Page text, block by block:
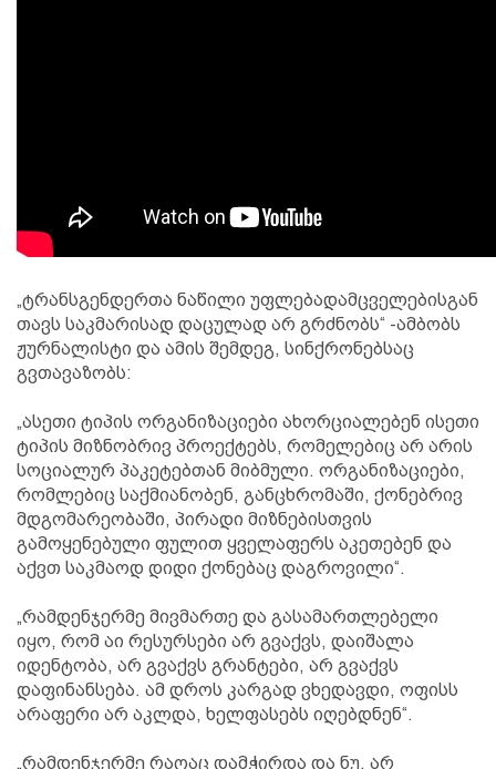
„ტრანსგენდერთა ნაწილი უფლებადამცველებისგან
თავს საკმარისად დაცულად არ გრძნობს“ -ამბობს
ჟურნალისტი და ამის შემდეგ, სინქრონებსაც
გვთავაზობს:
„ასეთი ტიპის ორგანიზაციები ახორციალებენ ისეთი
ტიპის მიზნობრივ პროექტებს, რომელებიც არ არის
სოციალურ პაკეტებთან მიბმული. ორგანიზაციები,
რომლებიც საქმიანობენ, განცხრომაში, ქონებრივ
მდგომარეობაში, პირადი მიზნებისთვის
გამოყენებული ფულით ყველაფერს აკეთებენ და
აქვთ საკმაოდ დიდი ქონებაც დაგროვილი“.
„რამდენჯერმე მივმართე და გასამართლებელი
იყო, რომ აი რესურსები არ გვაქვს, დაიშალა
იდენტობა, არ გვაქვს გრანტები, არ გვაქვს
დაფინანსება. ამ დროს კარგად ვხედავდი, ოფისს
არაფერი არ აკლდა, ხელფასებს იღებდნენ“.
„რამდენჯერმე რაღაც დამჭირდა და ნუ, არ